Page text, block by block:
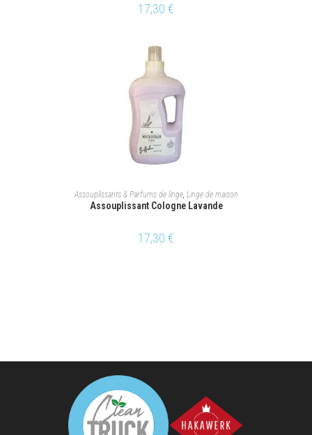
17,30 €
AJOUTER AU PANIER
Assouplissants & Parfums de linge, Linge de maison
Assouplissant Cologne Lavande
17,30 €